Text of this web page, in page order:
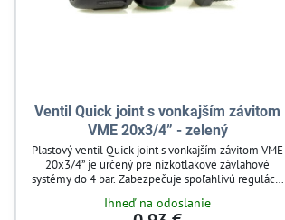
Ventil Quick joint s vonkajším závitom
VME 20x3/4” - zelený
Plastový ventil Quick joint s vonkajším závitom VME
20x3/4” je určený pre nízkotlakové závlahové
systémy do 4 bar. Zabezpečuje spoľahlivú reguláciu
domácich rozvodoch. Ventil je kompatibilný s PE
Ihneď na odoslanie